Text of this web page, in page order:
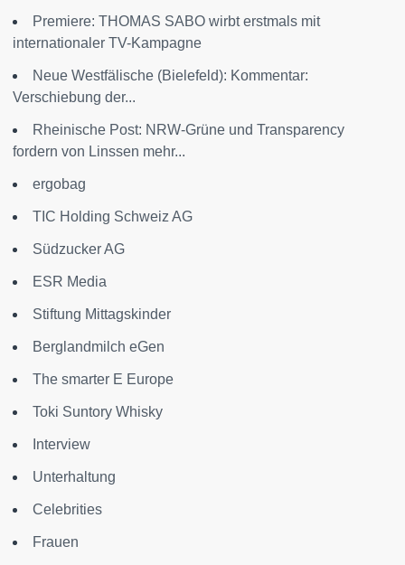
Premiere: THOMAS SABO wirbt erstmals mit
internationaler TV-Kampagne
Neue Westfälische (Bielefeld): Kommentar:
Verschiebung der...
Rheinische Post: NRW-Grüne und Transparency
fordern von Linssen mehr...
ergobag
TIC Holding Schweiz AG
Südzucker AG
ESR Media
Stiftung Mittagskinder
Berglandmilch eGen
The smarter E Europe
Toki Suntory Whisky
Interview
Unterhaltung
Celebrities
Frauen